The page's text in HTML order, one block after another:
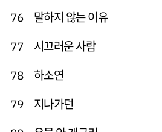
76 말하지 않는 이유
77 시끄러운 사람
78 하소연
79 지나가던